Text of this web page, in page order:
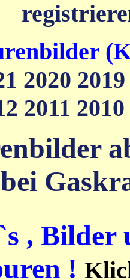
2020
2011 2010
, Bilder
!